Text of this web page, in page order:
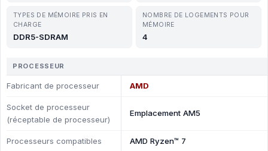
TYPES DE MÉMOIRE PRIS EN
CHARGE
DDR5-SDRAM
NOMBRE DE LOGEMENTS POUR
MÉMOIRE
4
PROCESSEUR
Fabricant de processeur AMD
Socket de processeur
(réceptable de processeur)
Emplacement AM5
Processeurs compatibles AMD Ryzen™ 7